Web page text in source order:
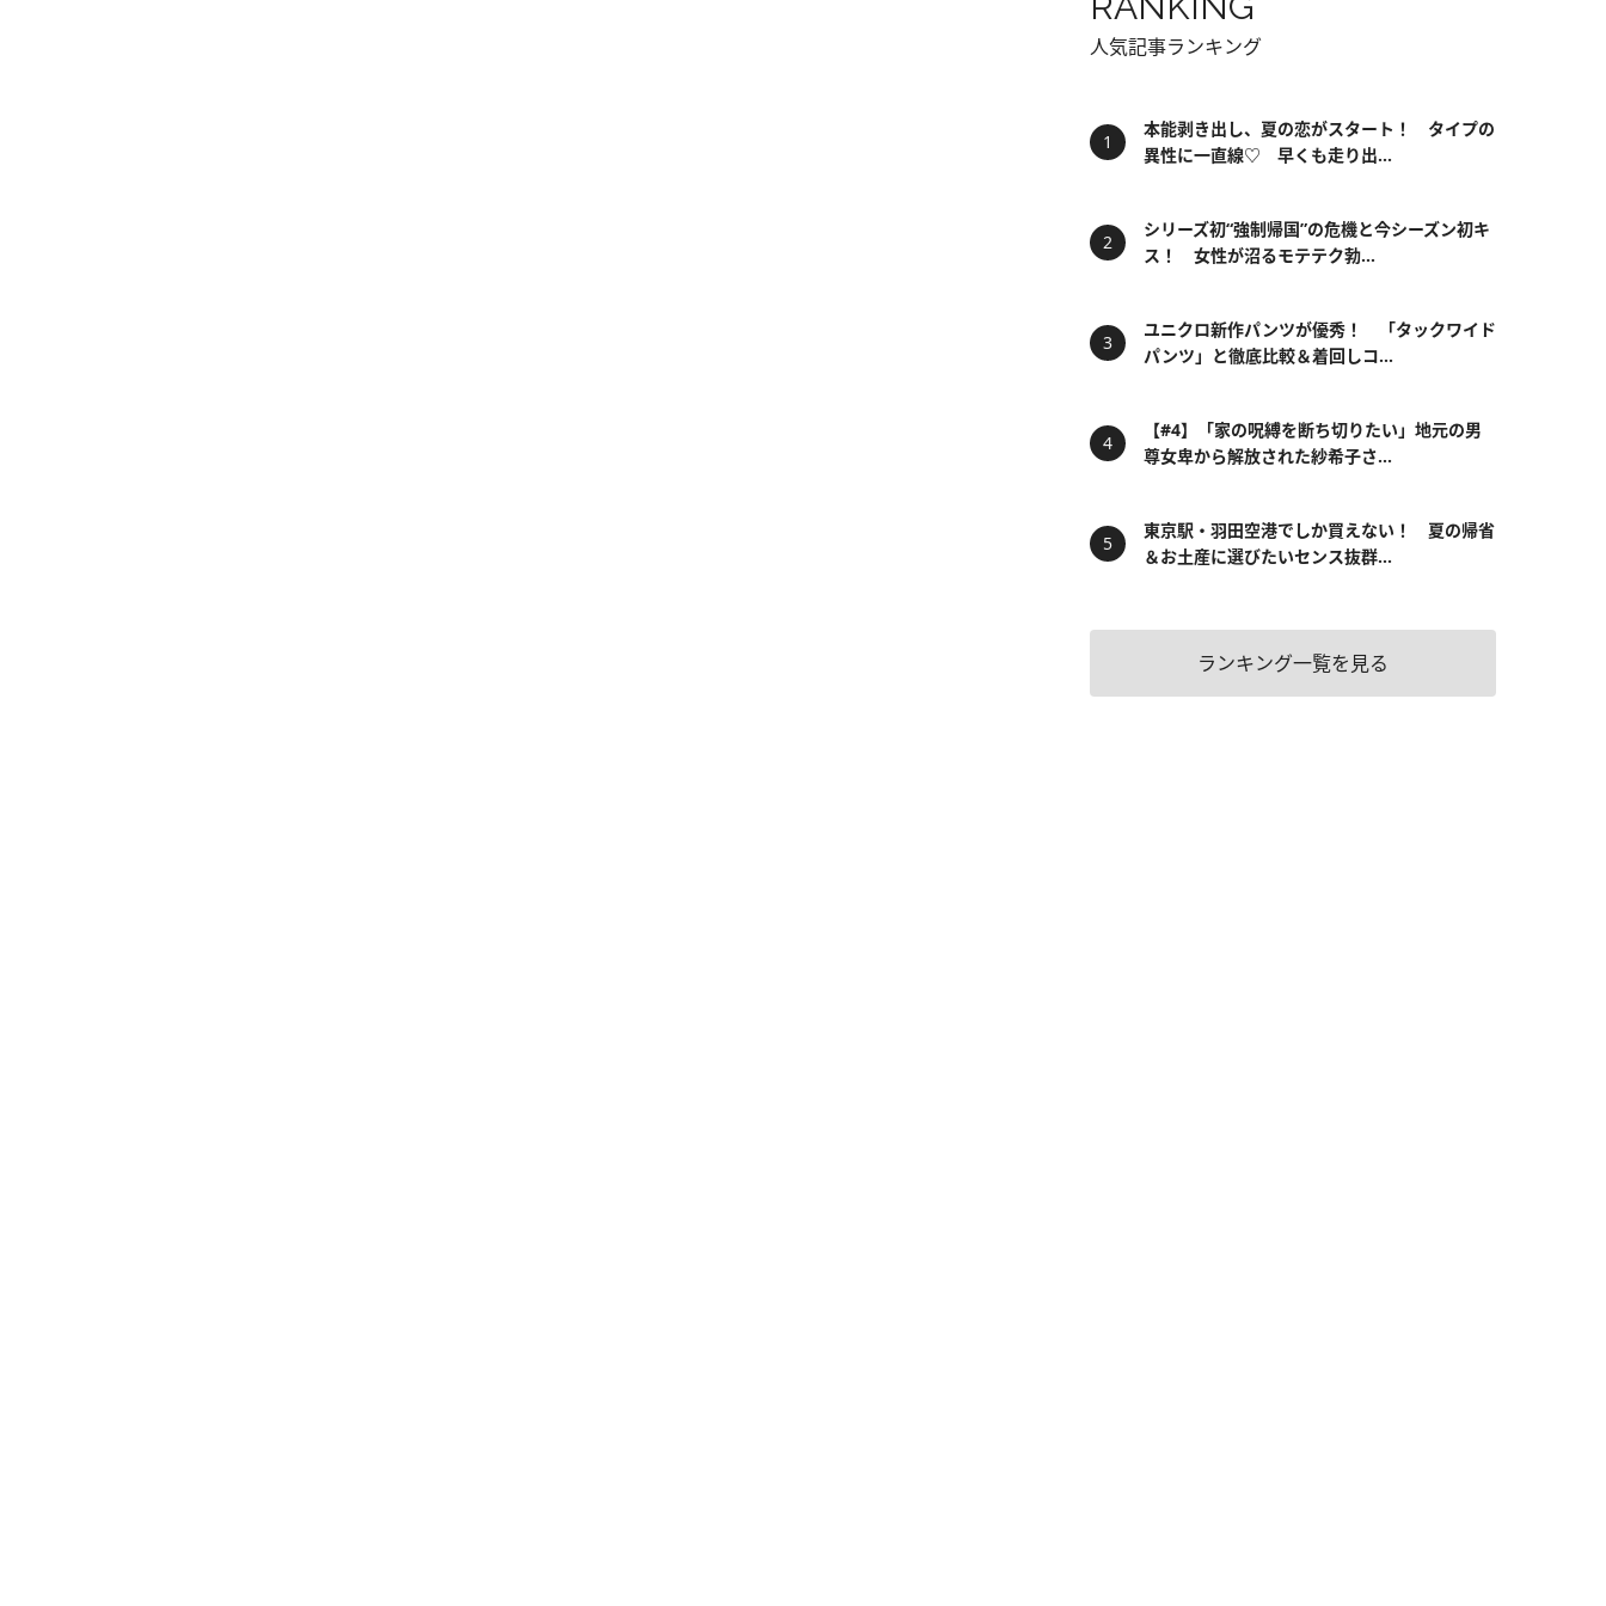
人気記事ランキング
本能剥き出し、夏の恋がスタート！ タイプの
異性に一直線♡ 早くも走り出...
シリーズ初“強制帰国”の危機と今シーズン初キ
ス！ 女性が沼るモテテク勃...
ユニクロ新作パンツが優秀！ 「タックワイド
パンツ」と徹底比較＆着回しコ...
【#4】「家の呪縛を断ち切りたい」地元の男
尊女卑から解放された紗希子さ...
東京駅・羽田空港でしか買えない！ 夏の帰省
＆お土産に選びたいセンス抜群...
ランキング一覧を見る